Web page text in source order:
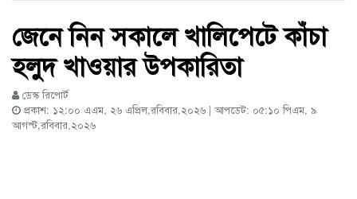
জেনে নিন সকালে খালিপেটে কাঁচা
হলুদ খাওয়ার উপকারিতা
ডেস্ক রিপোর্ট
প্রকাশ: ১২:০০ এএম, ২৬ এপ্রিল,রবিবার,২০২৬ | আপডেট: ০৫:১০ পিএম, ৯
আগস্ট,রবিবার,২০২৬